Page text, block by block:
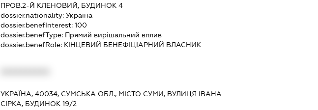
ПРОВ.2-Й КЛЕНОВИЙ, БУДИНОК 4
dossier.nationality: Україна
dossier.benefInterest: 100
dossier.benefType: Прямий вирішальний вплив
dossier.benefRole: КІНЦЕВИЙ БЕНЕФІЦІАРНИЙ ВЛАСНИК
УКРАЇНА, 40034, СУМСЬКА ОБЛ., МІСТО СУМИ, ВУЛИЦЯ ІВАНА
СІРКА, БУДИНОК 19/2